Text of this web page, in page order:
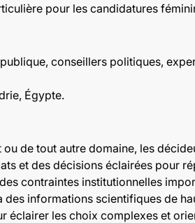
pour les candidatures
conseillers politiques,
Égypte.
ou de tout autre domaine, les
et des décisions éclairées pour
contraintes institutionnelles
informations scientifiques de
les choix complexes et